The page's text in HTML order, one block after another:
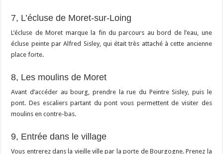
7, L’écluse de Moret-sur-Loing
L’écluse de Moret marque la fin du parcours au bord de l’eau, une
écluse peinte par Alfred Sisley, qui était très attaché à cette ancienne
place forte.
8, Les moulins de Moret
Avant d’accéder au bourg, prendre la rue du Peintre Sisley, puis le
pont. Des escaliers partant du pont vous permettent de visiter des
moulins en contre-bas.
9, Entrée dans le village
Vous entrerez dans la vieille ville par la porte de Bourgogne. Prenez la